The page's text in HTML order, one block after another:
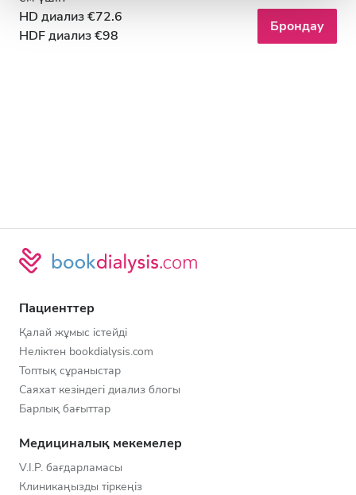
HD диализ €72.6
HDF диализ €98
Брондау
Пациенттер
Қалай жұмыс істейді
Неліктен bookdialysis.com
Топтық сұраныстар
Саяхат кезіндегі диализ блогы
Барлық бағыттар
Медициналық мекемелер
V.I.P. бағдарламасы
Клиникаңызды тіркеңіз